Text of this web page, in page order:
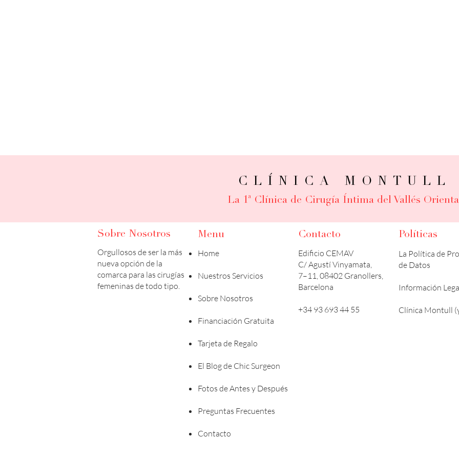
CLÍNICA MONTULL
La 1ª Clínica de Cirugía Íntima del Vallés
Sobre Nosotros
Orgullosos de ser la más
nueva opción de la
comarca para las cirugías
femeninas de todo tipo.
Menu
Home
Nuestros Servicios
Sobre Nosotros
Financiación Gratuita
Tarjeta de Regalo
El Blog de Chic Surgeon
Fotos de Antes y Después
Preguntas Frecuentes
Contacto
Contacto
Edificio CEMAV
C/ Agustí Vinyamata,
7–11, 08402 Granollers,
Barcelona
+34 93 693 44 55
Políticas
La Política de
de Datos
Información
Clínica Montull